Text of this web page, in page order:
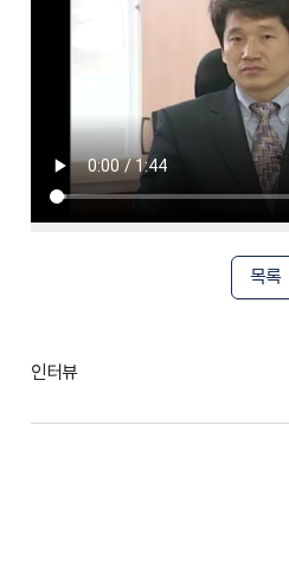
목록
인터뷰